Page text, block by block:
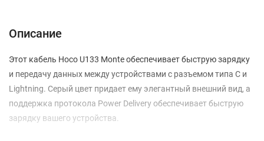
Описание
Этот кабель Hoco U133 Monte обеспечивает быструю зарядку
и передачу данных между устройствами с разъемом типа C и
Lightning. Серый цвет придает ему элегантный внешний вид, а
поддержка протокола Power Delivery обеспечивает быструю
зарядку вашего устройства.